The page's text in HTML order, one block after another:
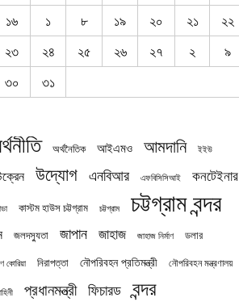
১৬
১ ৮ ১৯ ২০ ২১
২২
২৩
২৪ ২৫ ২৬ ২৭ ২
৯
৩০
৩১
অর্থনৈতিক আইএমও আমদানি ইইউ
উদ্যোগ এনবিআর এফবিসিসিআই কনটেইনার
কাস্টম হাউস চট্টগ্রাম চট্টগ্রাম চট্টগ্রাম বন্দর
জলদস্যুতা জাপান জাহাজ জাহাজ নির্মাণ ডলার
কোরিয়া নিরাপত্তা নৌপরিবহন প্রতিমন্ত্রী নৌপরিবহন মন্ত্রণালয়
প্রধানমন্ত্রী ফিচারড বন্দর